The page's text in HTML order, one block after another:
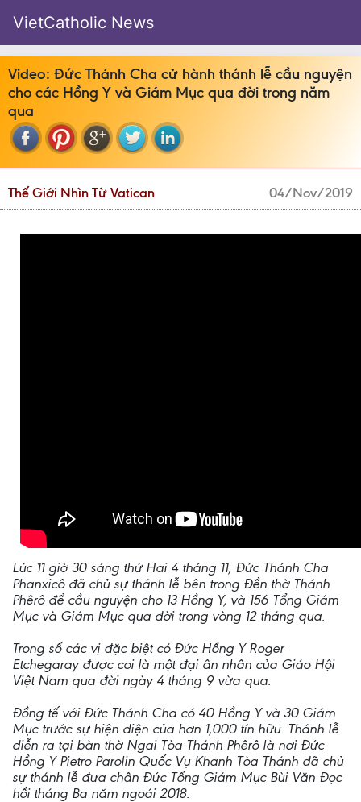
VietCatholic News
Video: Đức Thánh Cha cử hành thánh lễ cầu nguyện
cho các Hồng Y và Giám Mục qua đời trong năm
qua
Thế Giới Nhìn Từ Vatican 04/Nov/2019
Lúc 11 giờ 30 sáng thứ Hai 4 tháng 11, Đức Thánh Cha
Phanxicô đã chủ sự thánh lễ bên trong Đền thờ Thánh
Phêrô để cầu nguyện cho 13 Hồng Y, và 156 Tổng Giám
Mục và Giám Mục qua đời trong vòng 12 tháng qua.
Trong số các vị đặc biệt có Đức Hồng Y Roger
Etchegaray được coi là một đại ân nhân của Giáo Hội
Việt Nam qua đời ngày 4 tháng 9 vừa qua.
Đồng tế với Đức Thánh Cha có 40 Hồng Y và 30 Giám
Mục trước sự hiện diện của hơn 1,000 tín hữu. Thánh lễ
diễn ra tại bàn thờ Ngai Tòa Thánh Phêrô là nơi Đức
Hồng Y Pietro Parolin Quốc Vụ Khanh Tòa Thánh đã chủ
sự thánh lễ đưa chân Đức Tổng Giám Mục Bùi Văn Đọc
hồi tháng Ba năm ngoái 2018.